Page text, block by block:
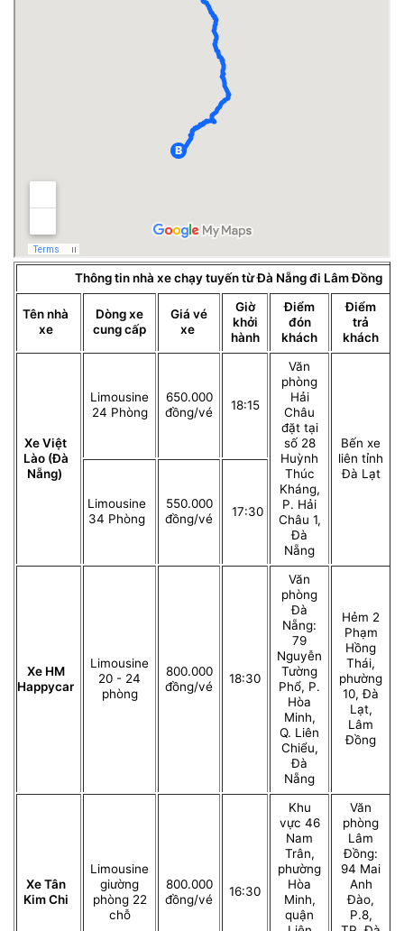
Thông tin nhà xe chạy tuyến từ Đà Nẵng đi Lâm Đồng
Tên nhà
xe
Dòng xe
cung cấp
Giá vé
xe
Giờ
khởi
hành
Điểm
đón
khách
Điểm
trả
khách
Xe Việt
Lào (Đà
Nẵng)
Limousine
24 Phòng
650.000
đồng/vé
18:15
Văn
phòng
Hải
Châu
đặt tại
số 28
Huỳnh
Thúc
Kháng,
P. Hải
Châu 1,
Đà
Nẵng
Bến xe
liên tỉnh
Đà Lạt
Limousine
34 Phòng
550.000
đồng/vé
17:30
Xe HM
Happycar
Limousine
20 - 24
phòng
800.000
đồng/vé
18:30
Văn
phòng
Đà
Nẵng:
79
Nguyễn
Tường
Phổ, P.
Hòa
Minh,
Q. Liên
Chiểu,
Đà
Nẵng
Hẻm 2
Phạm
Hồng
Thái,
phường
10, Đà
Lạt,
Lâm
Đồng
Xe Tân
Kim Chi
Limousine
giường
phòng 22
chỗ
800.000
đồng/vé
16:30
Khu
vực 46
Nam
Trân,
phường
Hòa
Minh,
quận
Văn
phòng
Lâm
Đồng:
94 Mai
Anh
Đào,
P.8,